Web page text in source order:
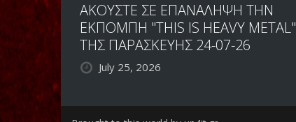
ΑΚΟΥΣΤΕ ΣΕ ΕΠΑΝΑΛΗΨΗ ΤΗΝ
ΕΚΠΟΜΠΗ "THIS IS HEAVY METAL"
ΤΗΣ ΠΑΡΑΣΚΕΥΗΣ 24-07-26
July 25, 2026